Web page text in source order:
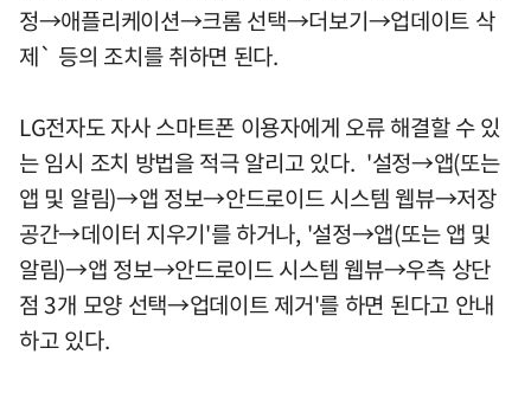
정→애플리케이션→크롬 선택→더보기→업데이트 삭
제` 등의 조치를 취하면 된다.
LG전자도 자사 스마트폰 이용자에게 오류 해결할 수 있
는 임시 조치 방법을 적극 알리고 있다. '설정→앱(또는
앱 및 알림)→앱 정보→안드로이드 시스템 웹뷰→저장
공간→데이터 지우기'를 하거나, '설정→앱(또는 앱 및
알림)→앱 정보→안드로이드 시스템 웹뷰→우측 상단
점 3개 모양 선택→업데이트 제거'를 하면 된다고 안내
하고 있다.